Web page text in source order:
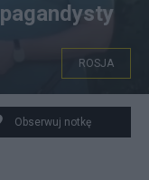
ROSJA
Obserwuj notkę